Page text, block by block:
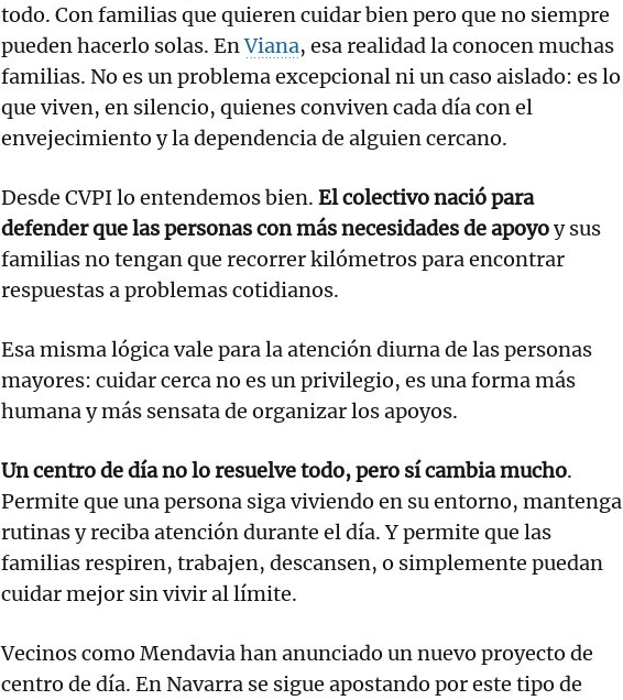
todo. Con familias que quieren cuidar bien pero que no siempre
pueden hacerlo solas. EnViana, esa realidad la conocen muchas
familias. No es un problema excepcional ni un caso aislado: es lo
que viven, en silencio, quienes conviven cada día con el
envejecimiento y la dependencia de alguien cercano.
Desde CVPI lo entendemos bien. El colectivo nació para
defender que las personas con más necesidades de apoyoy sus
familias no tengan que recorrer kilómetros para encontrar
respuestas a problemas cotidianos.
Esa misma lógica vale para la atención diurna de las personas
mayores: cuidar cerca no es un privilegio, es una forma más
humana y más sensata de organizar los apoyos.
Un centro de día no lo resuelve todo, pero sí cambia mucho.
Permite que una persona siga viviendo en su entorno, mantenga
rutinas y reciba atención durante el día. Y permite que las
familias respiren, trabajen, descansen, o simplemente puedan
cuidar mejor sin vivir al límite.
Vecinos como Mendavia han anunciado un nuevo proyecto de
centro de día. En Navarra se sigue apostando por este tipo de